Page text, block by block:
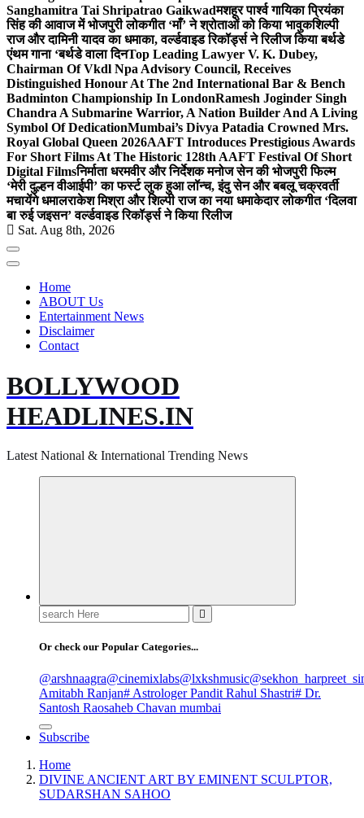
Sanghamitra Tai Shripatrao Gaikwadमशहूर पार्श्व गायिका प्रियंका
सिंह की आवाज में भोजपुरी लोकगीत ‘माँ’ ने श्रोताओं को किया भावुकशिल्पी
राज और दामिनी यादव का धमाका, वर्ल्डवाइड रिकॉर्ड्स ने रिलीज किया बर्थडे
एंथम गाना ‘बर्थडे वाला दिनTop Leading Lawyer V. K. Dubey,
Chairman Of Vkdl Npa Advisory Council, Receives
Distinguished Honour At The 2nd International Bar & Bench
Badminton Championship In LondonRamesh Joginder Singh
Chandra A Submarine Warrior, A Nation Builder And A Living
Symbol Of DedicationMumbai’s Divya Patadia Crowned Mrs.
Royal Global Queen 2026AAFT Introduces Prestigious Awards
For Short Films At The Historic 128th AAFT Festival Of Short
Digital Filmsनिर्माता धरमवीर और निर्देशक मनोज सेन की भोजपुरी फिल्म
‘मेरी दुल्हन वीआईपी’ का फर्स्ट लुक हुआ लॉन्च, इंदु सेन और बबलू चक्रवर्ती
मचायेंगे धमालराकेश मिश्रा और शिल्पी राज का नया धमाकेदार लोकगीत ‘दिलवा
बा रुई जइसन’ वर्ल्डवाइड रिकॉर्ड्स ने किया रिलीज
Sat. Aug 8th, 2026
Home
ABOUT Us
Entertainment News
Disclaimer
Contact
BOLLYWOOD
HEADLINES.IN
Latest National & International Trending News
Search
for:
Or check our Popular Categories...
@arshnaagra@cinemixlabs@lxkshmusic
Amitabh Ranjan# Astrologer Pandit Rahul Shastri# Dr.
Santosh Raosaheb Chavan mumbai
Subscribe
Home
DIVINE ANCIENT ART BY EMINENT SCULPTOR,
SUDARSHAN SAHOO